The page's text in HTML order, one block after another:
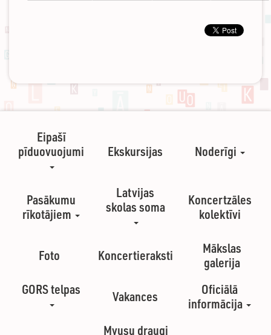
Eipašī
pīduovuojumi
Ekskursijas Noderīgi
Pasākumu
rīkotājiem
Latvijas
skolas soma
Koncertzāles
kolektīvi
Foto Koncertieraksti
Mākslas
galerija
GORS telpas
Vakances
Oficiālā
informācija
Myusu draugi